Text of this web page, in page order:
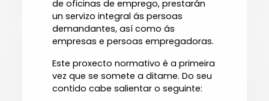
de oficinas de emprego, prestarán
un servizo integral ás persoas
demandantes, así como ás
empresas e persoas empregadoras.
Este proxecto normativo é a primeira
vez que se somete a ditame. Do seu
contido cabe salientar o seguinte: